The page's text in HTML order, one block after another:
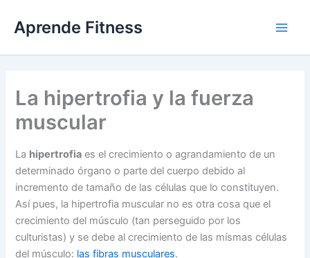
contenido
Aprende Fitness
La hipertrofia y la fuerza
muscular
La hipertrofia es el crecimiento o agrandamiento de un
determinado órgano o parte del cuerpo debido al
incremento de tamaño de las células que lo constituyen.
Así pues, la hipertrofia muscular no es otra cosa que el
crecimiento del músculo (tan perseguido por los
culturistas) y se debe al crecimiento de las mísmas células
del músculo: las fibras musculares.